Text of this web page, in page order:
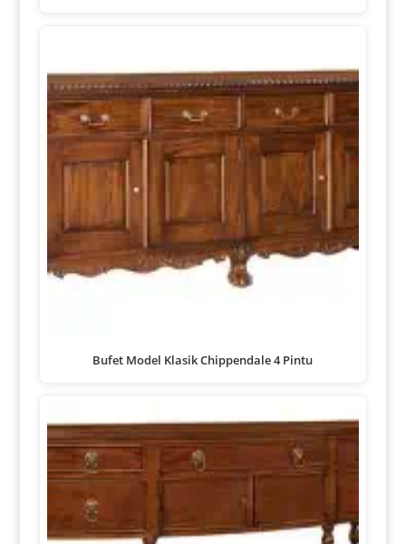
Bufet Model Klasik Chippendale 4 Pintu